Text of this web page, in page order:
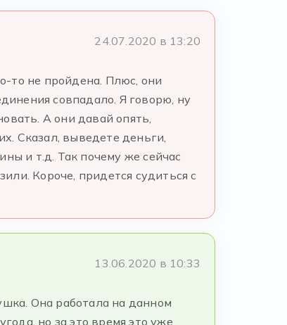
24.07.2020 в 13:20
то не пройдена. Плюс, они
совпадало. Я говорю, ну
А они давай опять,
Сказал, выведете деньги,
и т.д. Так почему же сейчас
Короче, придется судиться с
13.06.2020 в 10:33
Она работала на данном
но за это время это уже